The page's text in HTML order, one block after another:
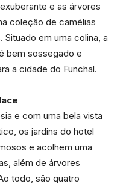
e as árvores
coleção de camélias
em uma colina, a
bem sossegado e
a cidade do Funchal.
e com uma bela vista
os jardins do hotel
e acolhem uma
além de árvores
todo, são quatro